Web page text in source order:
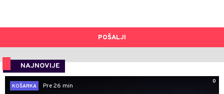
POŠALJI
NAJNOVIJE
0
KOŠARKA
Pre 26 min